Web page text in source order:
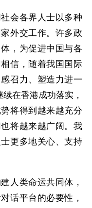
会各界人士以多种
外交工作。许多政
，为促进中国与各
信，随着我国国际
召力、塑造力进一
在香港成功落实，
将得到越来越充分
将越来越广阔。我
更多地关心、支持
类命运共同体，
话平台的必要性，